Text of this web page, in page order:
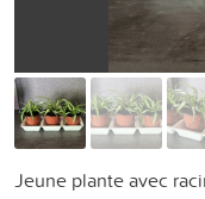
Jeune plante avec